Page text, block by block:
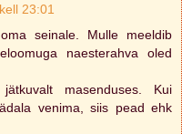
23:01
seinale. Mulle meeldib
naesterahva oled
masenduses. Kui
venima, siis pead ehk